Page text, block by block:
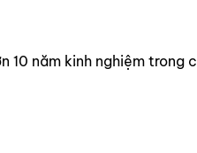
10 năm kinh nghiệm